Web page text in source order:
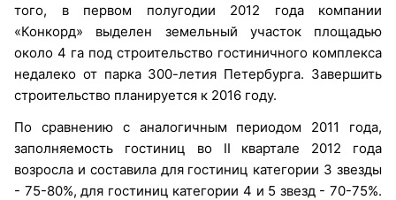
того, в первом полугодии 2012 года компании
«Конкорд» выделен земельный участок площадью
около 4 га под строительство гостиничного комплекса
недалеко от парка 300-летия Петербурга. Завершить
строительство планируется к 2016 году.
По сравнению с аналогичным периодом 2011 года,
заполняемость гостиниц во II квартале 2012 года
возросла и составила для гостиниц категории 3 звезды
- 75-80%, для гостиниц категории 4 и 5 звезд - 70-75%.